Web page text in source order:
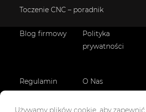
Toczenie CNC – poradnik
Blog firmowy
Polityka
prywatności
Regulamin
O Nas
Logowanie Logowanie
Używamy plików cookie, aby